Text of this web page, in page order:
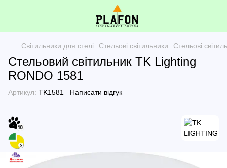
Світильники для стелі Стельові світильники Стельові
Стельовий світильник TK Lighting
RONDO 1581
Артикул: TK1581 Написати відгук